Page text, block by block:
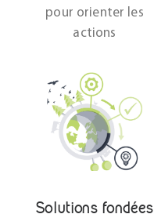
pour orienter les
actions
Solutions fondées